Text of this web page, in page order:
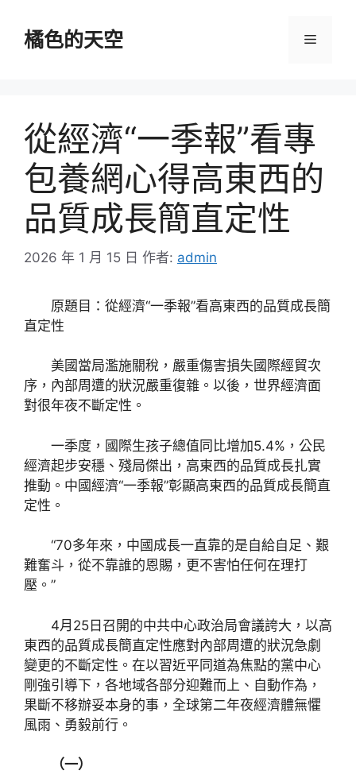
橘色的天空 選
從經濟“一季報”看專
包養網心得高東西的
品質成長簡直定性
2026 年 1 月 15 日 作者: admin
原題目：從經濟“一季報”看高東西的品質成長簡
直定性
美國當局濫施關稅，嚴重傷害損失國際經貿次
序，內部周遭的狀況嚴重復雜。以後，世界經濟面
對很年夜不斷定性。
一季度，國際生孩子總值同比增加5.4%，公民
經濟起步安穩、殘局傑出，高東西的品質成長扎實
推動。中國經濟“一季報”彰顯高東西的品質成長簡直
定性。
“70多年來，中國成長一直靠的是自給自足、艱
難奮斗，從不靠誰的恩賜，更不害怕任何在理打
壓。”
4月25日召開的中共中心政治局會議誇大，以高
東西的品質成長簡直定性應對內部周遭的狀況急劇
變更的不斷定性。在以習近平同道為焦點的黨中心
剛強引導下，各地域各部分迎難而上、自動作為，
果斷不移辦妥本身的事，全球第二年夜經濟體無懼
風雨、勇毅前行。
（一）